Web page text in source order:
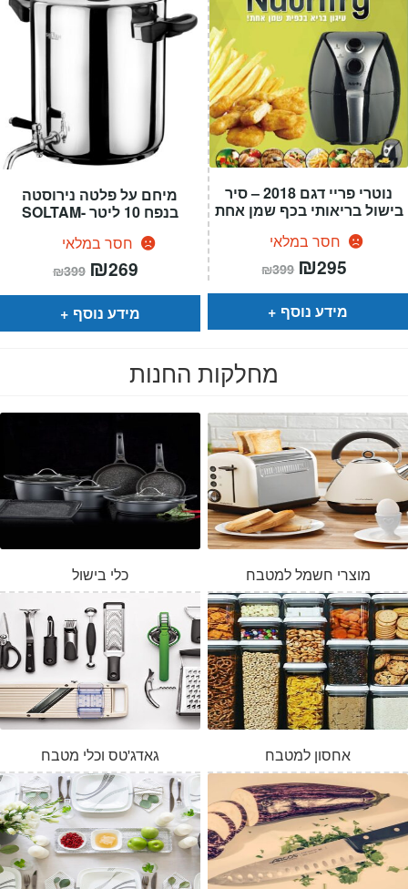
מיחם על פלטה נירוסטה
בנפח 10 ליטר -SOLTAM
חסר במלאי
₪399 המחיר
המקורי
היה:
₪399.
₪269
הוא:
מידע נוסף
נוטרי פריי דגם 2018 – סיר
בישול בריאותי בכף שמן אחת
חסר במלאי
₪399 המחיר
המקורי
היה:
₪399.
₪295
הוא:
מידע נוסף
מחלקות החנות
כלי בישול מוצרי חשמל למטבח
גאדג'טס וכלי מטבח אחסון למטבח